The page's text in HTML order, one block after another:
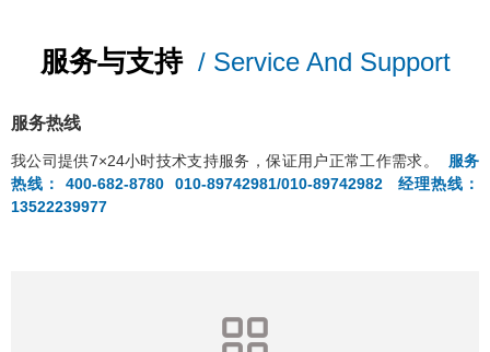
服务与支持 / Service And Support
服务热线
我公司提供7×24小时技术支持服务，保证用户正常工作需求。 服务
热线： 400-682-8780 010-89742981/010-89742982经理热线：
13522239977